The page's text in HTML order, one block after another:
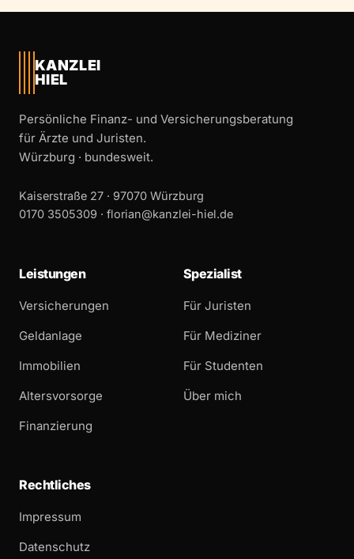
KANZLEI
HIEL
Persönliche Finanz- und Versicherungsberatung
für Ärzte und Juristen.
Würzburg · bundesweit.
Kaiserstraße 27 · 97070 Würzburg
0170 3505309 · florian@kanzlei-hiel.de
Leistungen
Versicherungen
Geldanlage
Immobilien
Altersvorsorge
Finanzierung
Spezialist
Für Juristen
Für Mediziner
Für Studenten
Über mich
Rechtliches
Impressum
Datenschutz